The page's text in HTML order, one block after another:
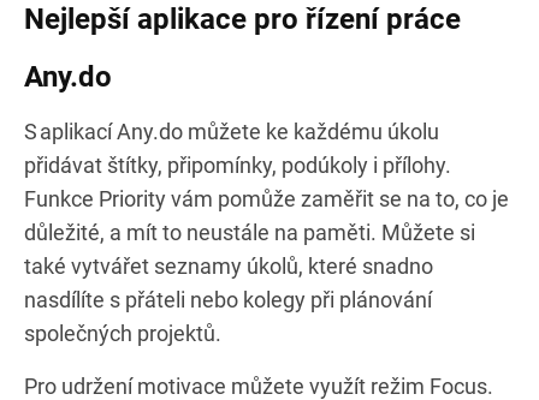
Nejlepší aplikace pro řízení práce
Any.do
S aplikací Any.do můžete ke každému úkolu
přidávat štítky, připomínky, podúkoly i přílohy.
Funkce Priority vám pomůže zaměřit se na to, co je
důležité, a mít to neustále na paměti. Můžete si
také vytvářet seznamy úkolů, které snadno
nasdílíte s přáteli nebo kolegy při plánování
společných projektů.
Pro udržení motivace můžete využít režim Focus.